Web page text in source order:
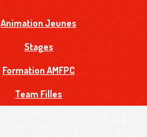
Animation Jeunes
Stages
Formation AMFPC
Team Filles